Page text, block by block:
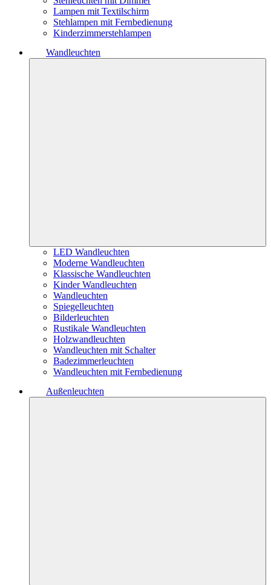
Lampen mit Textilschirm
Stehlampen mit Fernbedienung
Kinderzimmerstehlampen
Wandleuchten
LED Wandleuchten
Moderne Wandleuchten
Klassische Wandleuchten
Kinder Wandleuchten
Wandleuchten
Spiegelleuchten
Bilderleuchten
Rustikale Wandleuchten
Holzwandleuchten
Wandleuchten mit Schalter
Badezimmerleuchten
Wandleuchten mit Fernbedienung
Außenleuchten